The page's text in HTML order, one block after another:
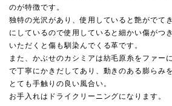
のが特徴です。
独特の光沢があり、使用していると艶がでて
にしているので使用していると細かい傷がつ
いただくと傷も馴染んでくる革です。
また、かぶせのカシミアは紡毛原糸をファー
で丁寧にかきだしてあり、動きのある膨らみ
とても手触りの良い風合い。
お手入れはドライクリーニングになります。